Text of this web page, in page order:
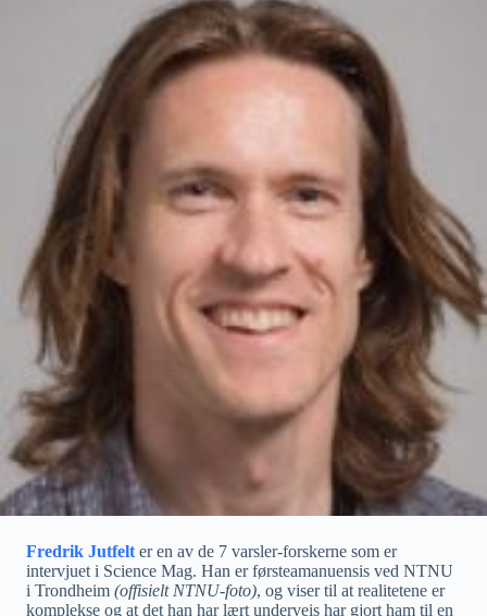
Fredrik Jutfelt er en av de 7 varsler-forskerne som er
intervjuet i Science Mag. Han er førsteamanuensis ved NTNU
i Trondheim (offisielt NTNU-foto), og viser til at realitetene er
komplekse og at det han har lært underveis har gjort ham til en